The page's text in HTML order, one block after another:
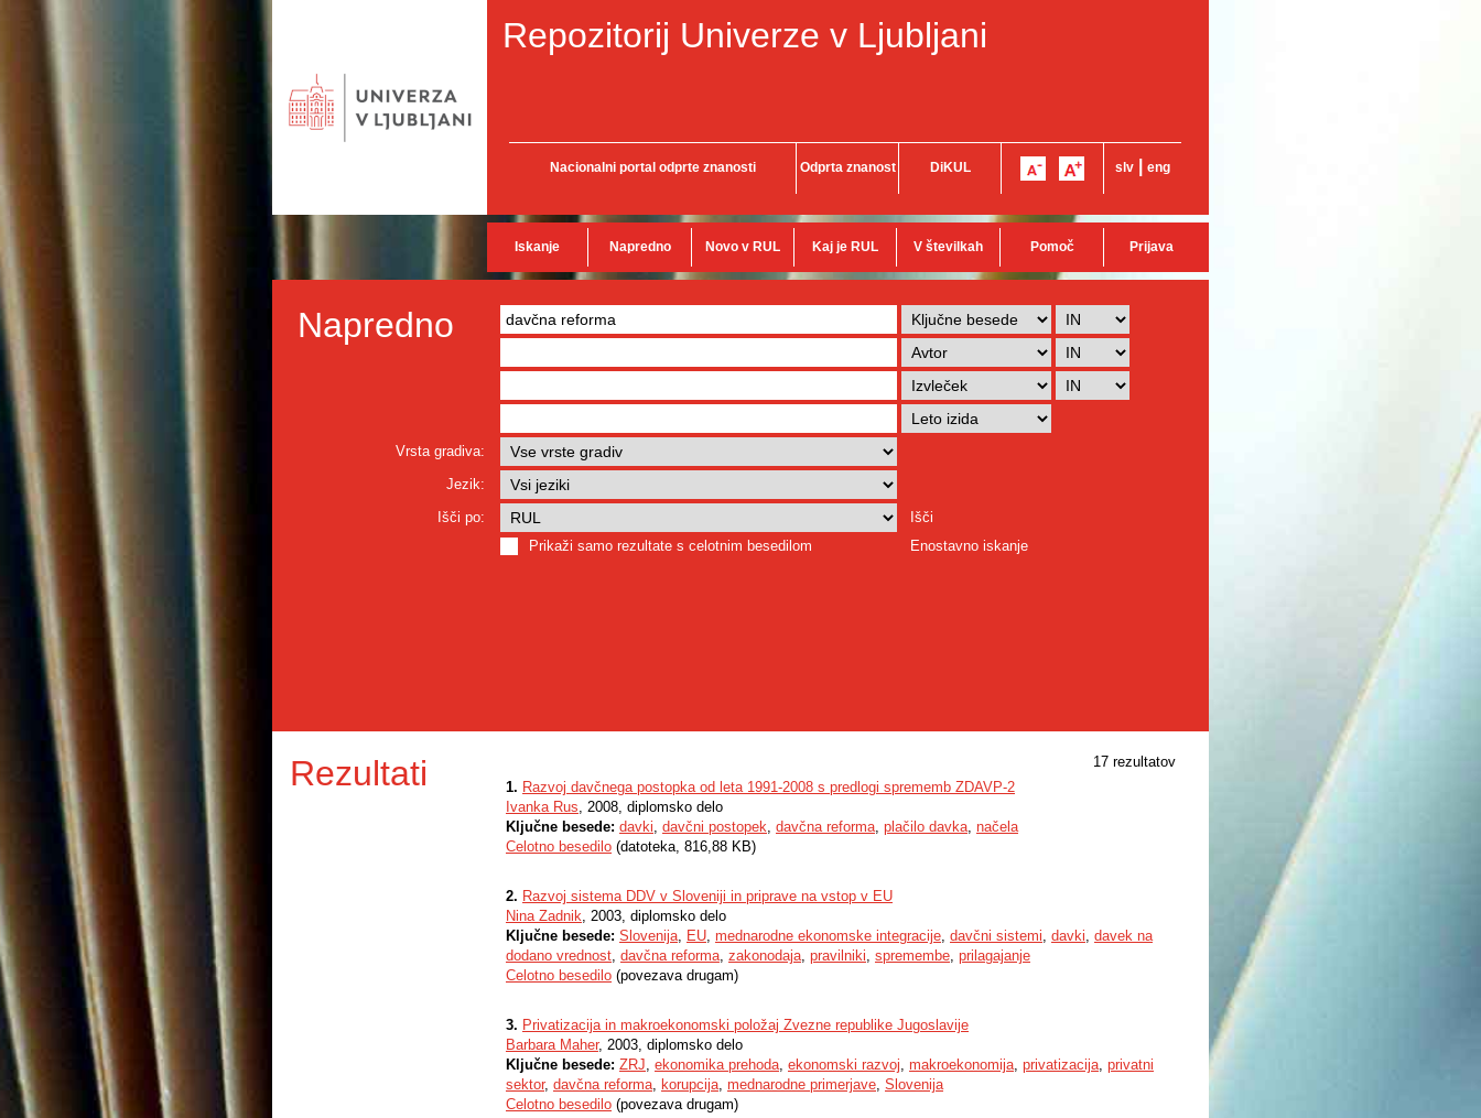
Repozitorij Univerze v Ljubljani
Nacionalni portal odprte znanosti Odprta znanost DiKUL slv eng
Iskanje Napredno Novo v RUL Kaj je RUL V številkah Pomoč Prijava
Napredno
Vrsta gradiva:
Jezik:
Išči po:
Išči
Prikaži samo rezultate s celotnim besedilom
Enostavno iskanje
Rezultati
17 rezultatov
1. Razvoj davčnega postopka od leta 1991-2008 s predlogi sprememb ZDAVP-2
Ivanka Rus, 2008, diplomsko delo
Ključne besede: davki, davčni postopek, davčna reforma, plačilo davka, načela
Celotno besedilo (datoteka, 816,88 KB)
2. Razvoj sistema DDV v Sloveniji in priprave na vstop v EU
Nina Zadnik, 2003, diplomsko delo
Ključne besede: Slovenija, EU, mednarodne ekonomske integracije, davčni sistemi, davki, davek na
dodano vrednost, davčna reforma, zakonodaja, pravilniki, spremembe, prilagajanje
Celotno besedilo (povezava drugam)
3. Privatizacija in makroekonomski položaj Zvezne republike Jugoslavije
Barbara Maher, 2003, diplomsko delo
Ključne besede: ZRJ, ekonomika prehoda, ekonomski razvoj, makroekonomija, privatizacija, privatni
sektor, davčna reforma, korupcija, mednarodne primerjave, Slovenija
Celotno besedilo (povezava drugam)